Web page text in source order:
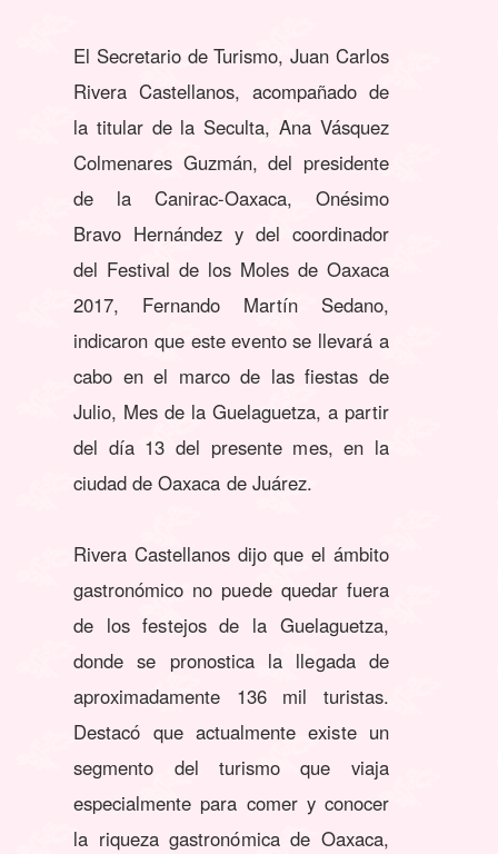
El Secretario de Turismo, Juan Carlos
Rivera Castellanos, acompañado de
la titular de la Seculta, Ana Vásquez
Colmenares Guzmán, del presidente
de la Canirac-Oaxaca, Onésimo
Bravo Hernández y del coordinador
del Festival de los Moles de Oaxaca
2017, Fernando Martín Sedano,
indicaron que este evento se llevará a
cabo en el marco de las fiestas de
Julio, Mes de la Guelaguetza, a partir
del día 13 del presente mes, en la
ciudad de Oaxaca de Juárez.
Rivera Castellanos dijo que el ámbito
gastronómico no puede quedar fuera
de los festejos de la Guelaguetza,
donde se pronostica la llegada de
aproximadamente 136 mil turistas.
Destacó que actualmente existe un
segmento del turismo que viaja
especialmente para comer y conocer
la riqueza gastronómica de Oaxaca,